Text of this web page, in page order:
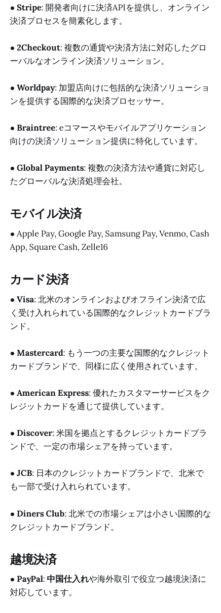
● Stripe: 開発者向けに決済APIを提供し、オンライン
決済プロセスを簡素化します。
● 2Checkout: 複数の通貨や決済方法に対応したグロ
ーバルなオンライン決済ソリューション。
● Worldpay: 加盟店向けに包括的な決済ソリューショ
ンを提供する国際的な決済プロセッサー。
● Braintree: eコマースやモバイルアプリケーション
向けの決済ソリューション提供に特化しています。
● Global Payments: 複数の決済方法や通貨に対応し
たグローバルな決済処理会社。
モバイル決済
● Apple Pay, Google Pay, Samsung Pay, Venmo, Cash
App, Square Cash, Zelle16
カード決済
● Visa: 北米のオンラインおよびオフライン決済で広
く受け入れられている国際的なクレジットカードブラ
ンド。
● Mastercard: もう一つの主要な国際的なクレジット
カードブランドで、同様に広く使用されています。
● American Express: 優れたカスタマーサービスをク
レジットカードを通じて提供しています。
● Discover: 米国を拠点とするクレジットカードブラ
ンドで、一定の市場シェアを持っています。
● JCB: 日本のクレジットカードブランドで、北米で
も一部で受け入れられています。
● Diners Club: 北米での市場シェアは小さい国際的な
クレジットカードブランド。
越境決済
● PayPal: 中国仕入れや海外取引で役立つ越境決済に
対応しています。